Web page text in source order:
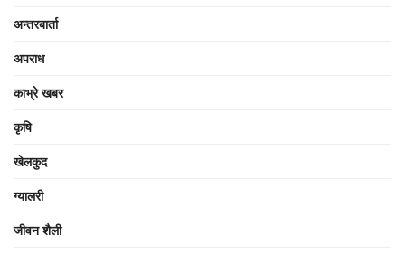
अन्तरबार्ता
अपराध
काभ्रे खबर
कृषि
खेलकुद
ग्यालरी
जीवन शैली